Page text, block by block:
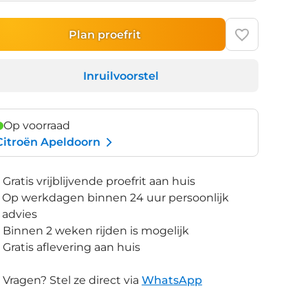
Plan proefrit
Inruilvoorstel
Op voorraad
Apeldoorn
Gratis vrijblijvende proefrit aan huis
Op werkdagen binnen 24 uur persoonlijk
advies
Binnen 2 weken rijden is mogelijk
Gratis aflevering aan huis
Vragen? Stel ze direct via WhatsApp